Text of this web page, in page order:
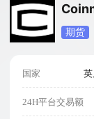
期货
国家
24H平台交易额